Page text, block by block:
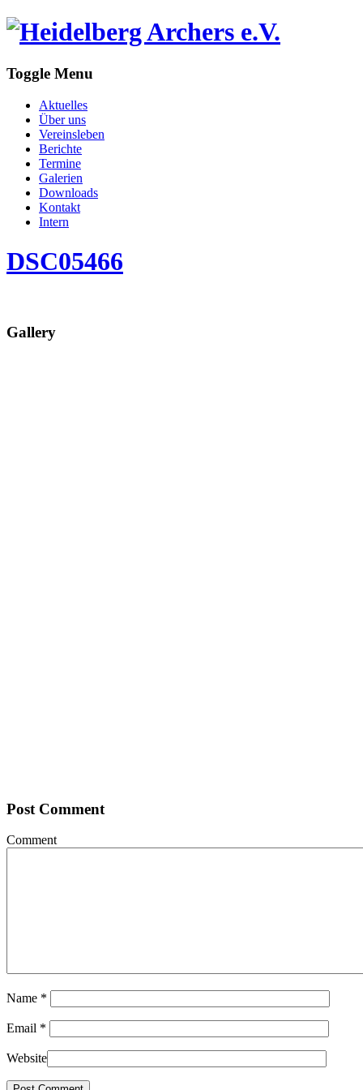
Toggle Menu
Aktuelles
Über uns
Vereinsleben
Berichte
Termine
Galerien
Downloads
Kontakt
Intern
DSC05466
Gallery
Post Comment
Comment
Name *
Email *
Website